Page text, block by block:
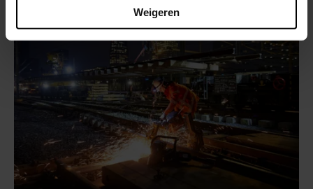
Weigeren